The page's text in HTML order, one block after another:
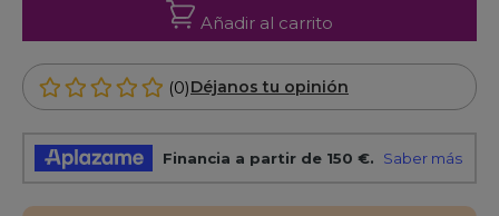
Añadir al carrito
(0)Déjanos tu opinión